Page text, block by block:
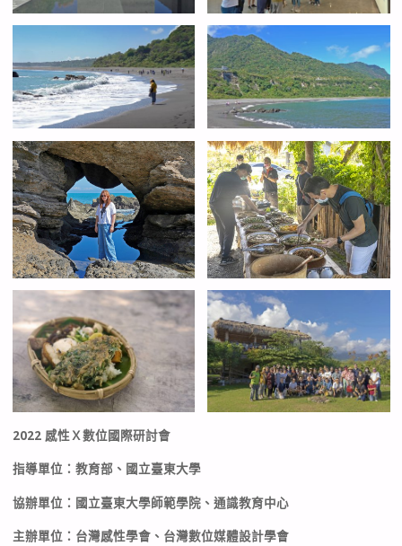
2022 感性Ｘ數位國際研討會
指導單位：教育部、國立臺東大學
協辦單位：國立臺東大學師範學院、通識教育中心
主辦單位：台灣感性學會、台灣數位媒體設計學會